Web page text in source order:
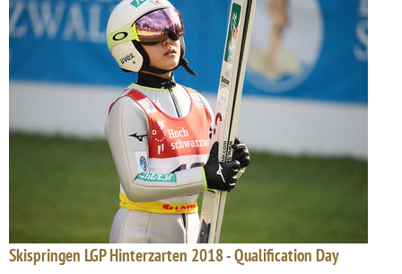
Skispringen LGP Hinterzarten 2018 - Qualification Day